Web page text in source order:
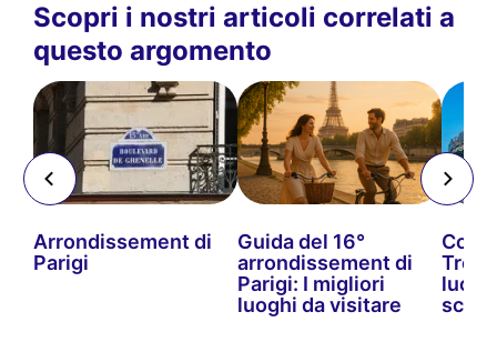
Scopri i nostri articoli correlati a
questo argomento
Arrondissement di
Parigi
Guida del 16°
arrondissement di
Parigi: I migliori
luoghi da visitare